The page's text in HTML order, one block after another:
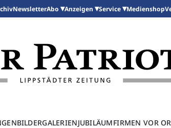
NewsletterAbo Anzeigen Service Medienshop
BILDERGALERIENJUBILÄUMFIRMEN VOR